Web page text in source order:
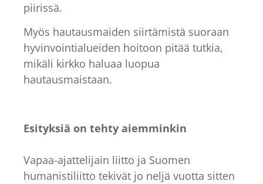
piirissä.
Myös hautausmaiden siirtämistä suoraan
hyvinvointialueiden hoitoon pitää tutkia,
mikäli kirkko haluaa luopua
hautausmaistaan.
Esityksiä on tehty aiemminkin
Vapaa-ajattelijain liitto ja Suomen
humanistiliitto tekivät jo neljä vuotta sitten